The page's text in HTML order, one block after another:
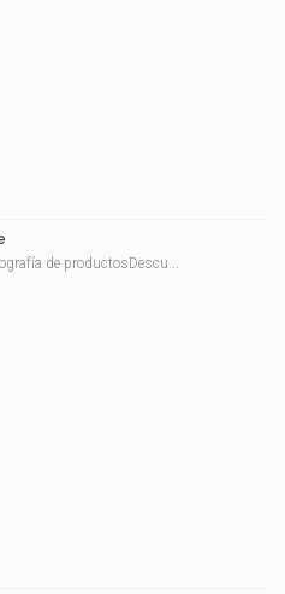
de productosDescu...